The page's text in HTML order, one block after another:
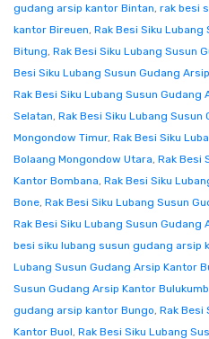
gudang arsip kantor Bintan, rak besi
kantor Bireuen, Rak Besi Siku
Bitung, Rak Besi Siku Lubang Susun
Besi Siku Lubang Susun Gudang
Rak Besi Siku Lubang Susun
Selatan, Rak Besi Siku Lubang
Mongondow Timur, Rak Besi Siku
Bolaang Mongondow Utara, Rak Besi
Kantor Bombana, Rak Besi Siku
Bone, Rak Besi Siku Lubang Susun
Rak Besi Siku Lubang Susun Gudang
besi siku lubang susun gudang arsip
Lubang Susun Gudang Arsip Kantor
Susun Gudang Arsip Kantor
gudang arsip kantor Bungo, Rak Besi
Kantor Buol, Rak Besi Siku Lubang